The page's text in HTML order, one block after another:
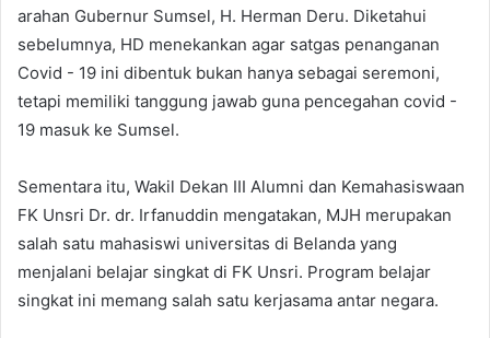
arahan Gubernur Sumsel, H. Herman Deru. Diketahui
sebelumnya, HD menekankan agar satgas penanganan
Covid - 19 ini dibentuk bukan hanya sebagai seremoni,
tetapi memiliki tanggung jawab guna pencegahan covid -
19 masuk ke Sumsel.
Sementara itu, Wakil Dekan III Alumni dan Kemahasiswaan
FK Unsri Dr. dr. Irfanuddin mengatakan, MJH merupakan
salah satu mahasiswi universitas di Belanda yang
menjalani belajar singkat di FK Unsri. Program belajar
singkat ini memang salah satu kerjasama antar negara.